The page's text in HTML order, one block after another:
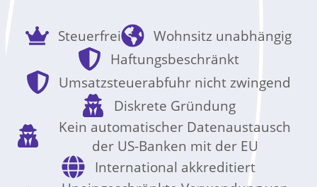
Steuerfrei
Wohnsitz unabhängig
Haftungsbeschränkt
Umsatzsteuerabfuhr nicht zwingend
Diskrete Gründung
Kein automatischer Datenaustausch
der US-Banken mit der EU
International akkreditiert